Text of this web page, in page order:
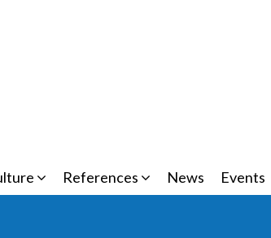
References News Events